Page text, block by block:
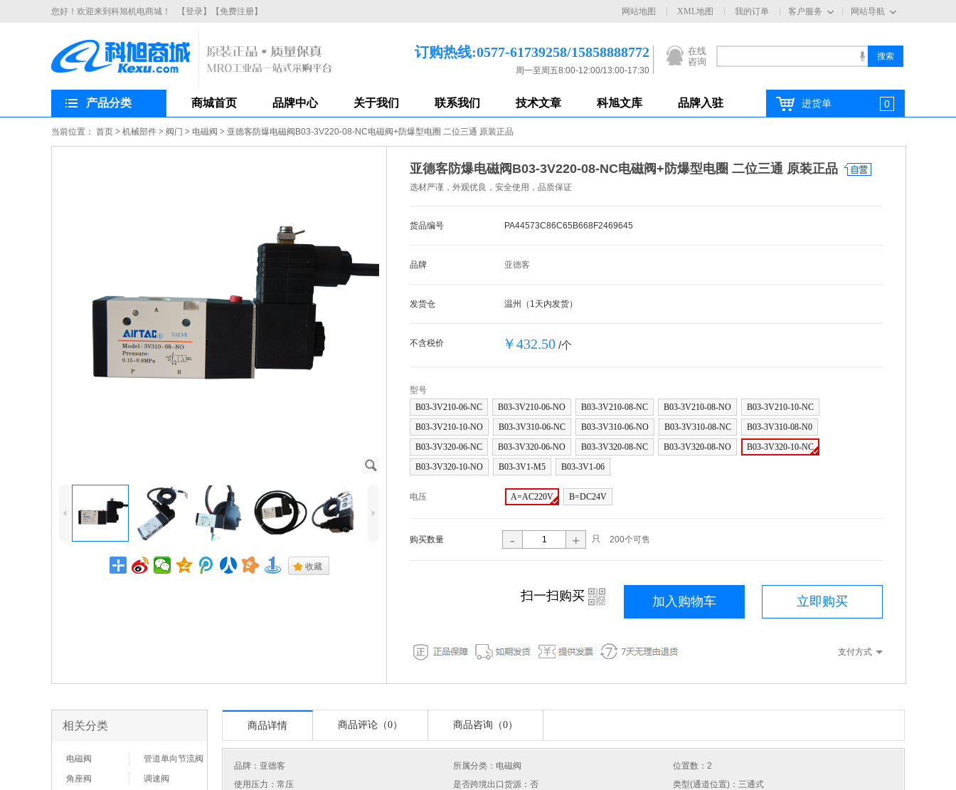
您好！欢迎来到科旭机电商城！ 【登录】 【免费注册】 网站导航
客户服务
网站地图 XML地图 我的订单
在线
咨询
订购热线:0577-61739258/15858888772
周一至周五8:00-12:00/13:00-17:30
产品分类 商城首页 品牌中心 关于我们 联系我们 技术文章 科旭文库 品牌入驻 进货单 0
当前位置： 首页 > 机械部件 > 阀门 > 电磁阀 > 亚德客防爆电磁阀B03-3V220-08-NC电磁阀+防爆型电圈 二位三通 原装正品
J
4 5
. 收藏
亚德客防爆电磁阀B03-3V220-08-NC电磁阀+防爆型电圈 二位三通 原装正品
选材严谨，外观优良，安全使用，品质保证
货品编号 PA44573C86C65B668F2469645
品牌 亚德客
发货仓 温州（1天内发货）
不含税价 ￥432.50 /个
型号
B03-3V210-06-NC
B03-3V210-06-NO B03-3V210-08-NC B03-3V210-08-NO
B03-3V210-10-NC
B03-3V210-10-NO
B03-3V310-06-NC B03-3V310-06-NO B03-3V310-08-NC
B03-3V310-08-N0
B03-3V320-06-NC
B03-3V320-06-NO B03-3V320-08-NC B03-3V320-08-NO
B03-3V320-10-NC
B03-3V320-10-NO
B03-3V1-M5 B03-3V1-06
电压 A=AC220V B=DC24V
购买数量 - + 只 200个可售
立即购买
加入购物车
扫一扫购买 i
支付方式
相关分类
电磁阀
管道单向节流阀
角座阀
调速阀
商品详情 商品评论（0） 商品咨询（0）
品牌： 亚德客 所属分类：电磁阀
位置数：2
使用压力：常压
是否跨境出口货源：否
类型(通道位置)：三通式